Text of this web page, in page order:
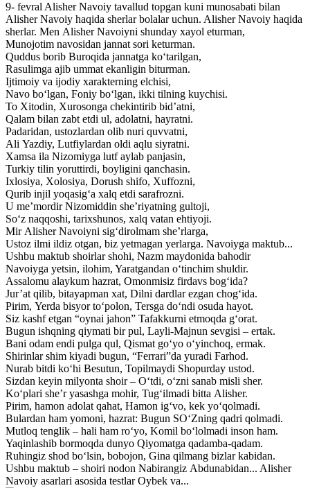
9- fevral Alisher Navoiy tavallud topgan kuni munosabati bilan
Alisher Navoiy haqida sherlar bolalar uchun. Alisher Navoiy haqida
sherlar. Men Alisher Navoiyni shunday xayol eturman,
Munojotim navosidan jannat sori keturman.
Quddus borib Buroqida jannatga ko‘tarilgan,
Rasulimga ajib ummat ekanligin biturman.
Ijtimoiy va ijodiy xarakterning elchisi,
Navo bo‘lgan, Foniy bo‘lgan, ikki tilning kuychisi.
To Xitodin, Xurosonga chekintirib bid’atni,
Qalam bilan zabt etdi ul, adolatni, hayratni.
Padaridan, ustozlardan olib nuri quvvatni,
Ali Yazdiy, Lutfiylardan oldi aqlu siyratni.
Xamsa ila Nizomiyga lutf aylab panjasin,
Turkiy tilin yoruttirdi, boyligini qanchasin.
Ixlosiya, Xolosiya, Dorush shifo, Xuffozni,
Qurib injil yoqasig‘a xalq etdi sarafrozni.
U me’mordir Nizomiddin she’riyatning gultoji,
So‘z naqqoshi, tarixshunos, xalq vatan ehtiyoji.
Mir Alisher Navoiyni sig‘dirolmam she’rlarga,
Ustoz ilmi ildiz otgan, biz yetmagan yerlarga. Navoiyga maktub...
Ushbu maktub shoirlar shohi, Nazm maydonida bahodir
Navoiyga yetsin, ilohim, Yaratgandan o‘tinchim shuldir.
Assalomu alaykum hazrat, Omonmisiz firdavs bog‘ida?
Jur’at qilib, bitayapman xat, Dilni dardlar ezgan chog‘ida.
Pirim, Yerda bisyor to‘polon, Tersga do‘ndi osuda hayot.
Siz kashf etgan “oynai jahon” Tafakkurni etmoqda g‘orat.
Bugun ishqning qiymati bir pul, Layli-Majnun sevgisi – ertak.
Bani odam endi pulga qul, Qismat go‘yo o‘yinchoq, ermak.
Shirinlar shim kiyadi bugun, “Ferrari”da yuradi Farhod.
Nurab bitdi ko‘hi Besutun, Topilmaydi Shopurday ustod.
Sizdan keyin milyonta shoir – O‘tdi, o‘zni sanab misli sher.
Ko‘plari she’r yasashga mohir, Tug‘ilmadi bitta Alisher.
Pirim, hamon adolat qahat, Hamon ig‘vo, kek yo‘qolmadi.
Bulardan ham yomoni, hazrat: Bugun SO‘Zning qadri qolmadi.
Mutloq tenglik – hali ham ro‘yo, Komil bo‘lolmadi inson ham.
Yaqinlashib bormoqda dunyo Qiyomatga qadamba-qadam.
Ruhingiz shod bo‘lsin, bobojon, Gina qilmang bizlar kabidan.
Ushbu maktub – shoiri nodon Nabirangiz Abdunabidan... Alisher
Navoiy asarlari asosida testlar Oybek va...